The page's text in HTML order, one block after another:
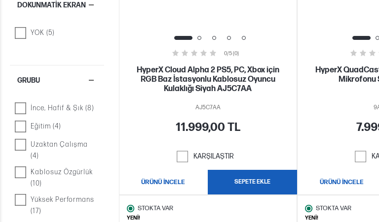
DOKUNMATIK EKRAN
YOK (5)
GRUBU
İnce, Hafif & Şık (8)
Eğitim (4)
Uzaktan Çalışma
(4)
Kablosuz Özgürlük
(10)
Yüksek Performans
(17)
0/5 (0)
HyperX Cloud Alpha 2 PS5, PC, Xbox için
RGB Baz İstasyonlu Kablosuz Oyuncu
Kulaklığı Siyah AJ5C7AA
AJ5C7AA
11.999,00 TL
KARŞILAŞTIR
ÜRÜNÜ İNCELE SEPETE EKLE
HyperX
Mikrofonu
ÜRÜNÜ İNCELE
STOKTA VAR
YENİ!
STOKTA VAR
YENİ!